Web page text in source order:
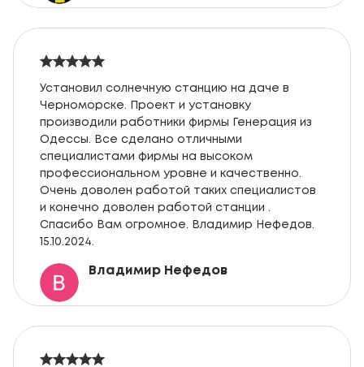
Установил солнечную станцию на даче в
Черноморске. Проект и установку
производили работники фирмы Генерация из
Одессы. Все сделано отличными
специалистами фирмы на высоком
профессиональном уровне и качественно.
Очень доволен работой таких специалистов
и конечно доволен работой станции .
Спасибо Вам огромное. Владимир Нефедов.
15.10.2024.
Владимир Нефедов